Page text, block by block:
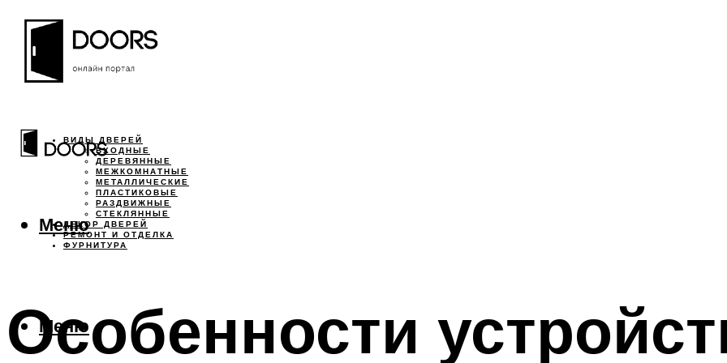
ВИДЫ ДВЕРЕЙ
ВХОДНЫЕ
ДЕРЕВЯННЫЕ
МЕЖКОМНАТНЫЕ
МЕТАЛЛИЧЕСКИЕ
ПЛАСТИКОВЫЕ
РАЗДВИЖНЫЕ
СТЕКЛЯННЫЕ
ДЕКОР ДВЕРЕЙ
РЕМОНТ И ОТДЕЛКА
ФУРНИТУРА
Меню
Меню
Особенности